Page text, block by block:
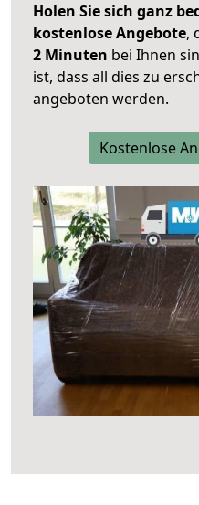
Holen Sie sich ganz
kostenlose Angebote,
2 Minuten bei Ihnen
ist, dass all dies zu
angeboten werden.
Kostenlose